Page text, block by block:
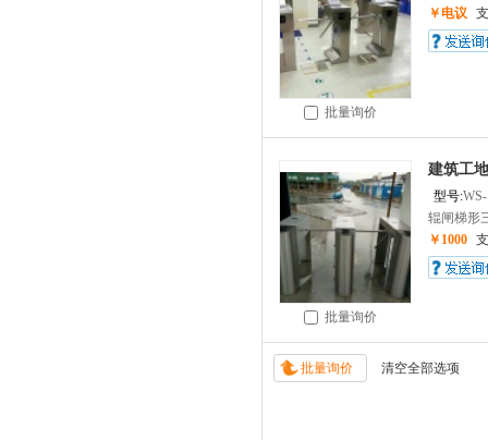
批量询价
￥电议
批量询价
建筑工
型号:
辊闸梯形
￥1000